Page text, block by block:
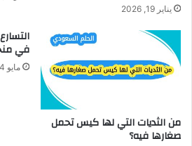
يناير 19, 2026
من الثديات التي لها كيس تحمل
صغارها فيه؟
في
مايو 14, 2026